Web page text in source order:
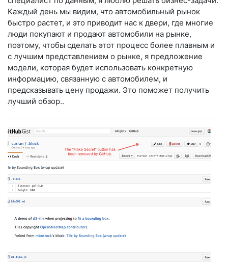
Каждый день мы видим, что автомобильный рынок
быстро растет, и это приводит нас к двери, где многие
люди покупают и продают автомобили на рынке,
поэтому, чтобы сделать этот процесс более плавным и
с лучшим представлением о рынке, я предложение
модели, которая будет использовать конкретную
информацию, связанную с автомобилем, и
предсказывать цену продажи. Это поможет получить
лучший обзор..